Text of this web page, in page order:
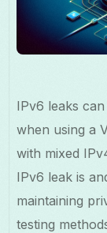
Français
IPv6 leaks
when using a
with mixed
IPv6 leak is
maintaining
testing